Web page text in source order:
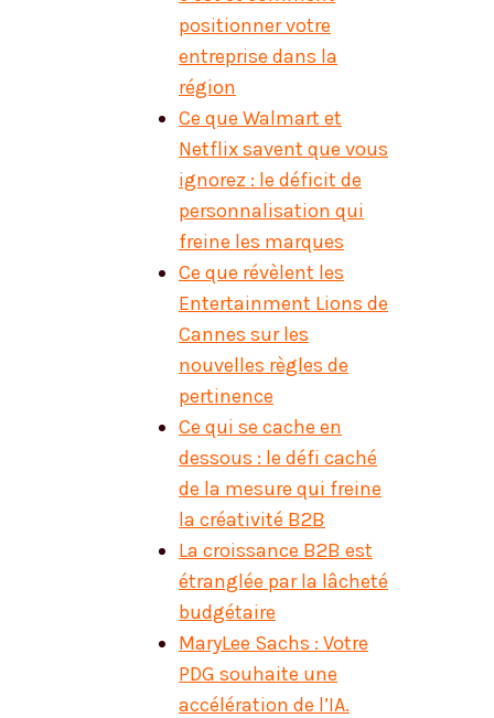
positionner votre
entreprise dans la
région
Ce que Walmart et
Netflix savent que vous
ignorez : le déficit de
personnalisation qui
freine les marques
Ce que révèlent les
Entertainment Lions de
Cannes sur les
nouvelles règles de
pertinence
Ce qui se cache en
dessous : le défi caché
de la mesure qui freine
la créativité B2B
La croissance B2B est
étranglée par la lâcheté
budgétaire
MaryLee Sachs : Votre
PDG souhaite une
accélération de l’IA.